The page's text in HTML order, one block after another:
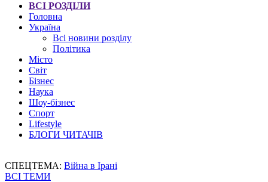
ВСІ РОЗДІЛИ
Головна
Україна
Всі новини розділу
Політика
Місто
Світ
Бізнес
Наука
Шоу-бізнес
Спорт
Lifestyle
БЛОГИ ЧИТАЧІВ
СПЕЦТЕМА: Війна в Ірані
ВСІ ТЕМИ